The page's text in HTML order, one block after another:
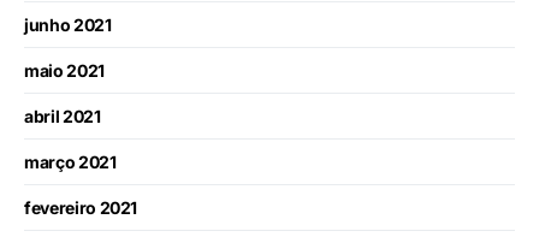
junho 2021
maio 2021
abril 2021
março 2021
fevereiro 2021